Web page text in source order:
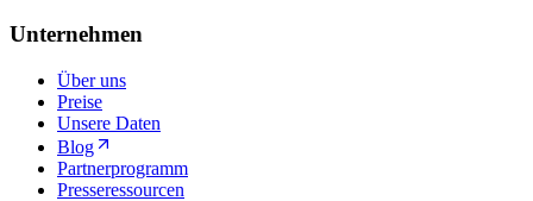
Unternehmen
Über uns
Preise
Unsere Daten
Blog
Partnerprogramm
Presseressourcen